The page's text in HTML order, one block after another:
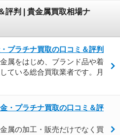
評判 | 貴金属買取相場ナ
プラチナ買取の口コミ＆評判
属をはじめ、ブランド品や着
ている総合買取業者です。月
・プラチナ買取の口コミ＆評
属の加工・販売だけでなく買